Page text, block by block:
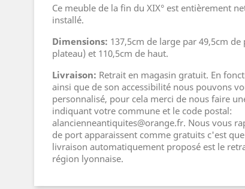
Ce meuble de la fin du XIX° est entièrement
installé.
Dimensions: 137,5cm de large par 49,5cm
plateau) et 110,5cm de haut.
Livraison: Retrait en magasin gratuit. En
ainsi que de son accessibilité nous pouvons
personnalisé, pour cela merci de nous faire
indiquant votre commune et le code postal:
alancienneantiquites@orange.fr. Nous vous
de port apparaissent comme gratuits c'est
livraison automatiquement proposé est le
région lyonnaise.